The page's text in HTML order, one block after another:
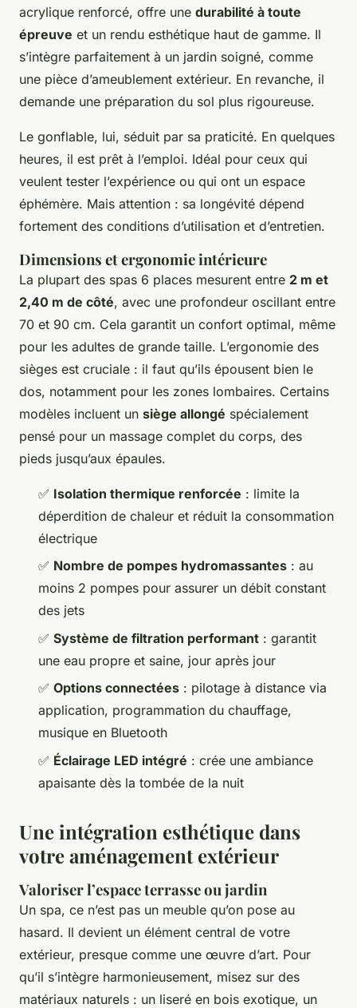
acrylique renforcé, offre une durabilité à toute
épreuve et un rendu esthétique haut de gamme. Il
s’intègre parfaitement à un jardin soigné, comme
une pièce d’ameublement extérieur. En revanche, il
demande une préparation du sol plus rigoureuse.
Le gonflable, lui, séduit par sa praticité. En quelques
heures, il est prêt à l’emploi. Idéal pour ceux qui
veulent tester l’expérience ou qui ont un espace
éphémère. Mais attention : sa longévité dépend
fortement des conditions d’utilisation et d’entretien.
Dimensions et ergonomie intérieure
La plupart des spas 6 places mesurent entre 2 m et
2,40 m de côté, avec une profondeur oscillant entre
70 et 90 cm. Cela garantit un confort optimal, même
pour les adultes de grande taille. L’ergonomie des
sièges est cruciale : il faut qu’ils épousent bien le
dos, notamment pour les zones lombaires. Certains
modèles incluent un siège allongé spécialement
pensé pour un massage complet du corps, des
pieds jusqu’aux épaules.
✅ Isolation thermique renforcée : limite la
déperdition de chaleur et réduit la consommation
électrique
✅ Nombre de pompes hydromassantes : au
moins 2 pompes pour assurer un débit constant
des jets
✅ Système de filtration performant : garantit
une eau propre et saine, jour après jour
✅ Options connectées : pilotage à distance via
application, programmation du chauffage,
musique en Bluetooth
✅ Éclairage LED intégré : crée une ambiance
apaisante dès la tombée de la nuit
Une intégration esthétique dans
votre aménagement extérieur
Valoriser l’espace terrasse ou jardin
Un spa, ce n’est pas un meuble qu’on pose au
hasard. Il devient un élément central de votre
extérieur, presque comme une œuvre d’art. Pour
qu’il s’intègre harmonieusement, misez sur des
matériaux naturels : un liseré en bois exotique, un